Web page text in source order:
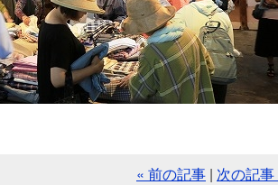
« 前の記事 | 次の記事